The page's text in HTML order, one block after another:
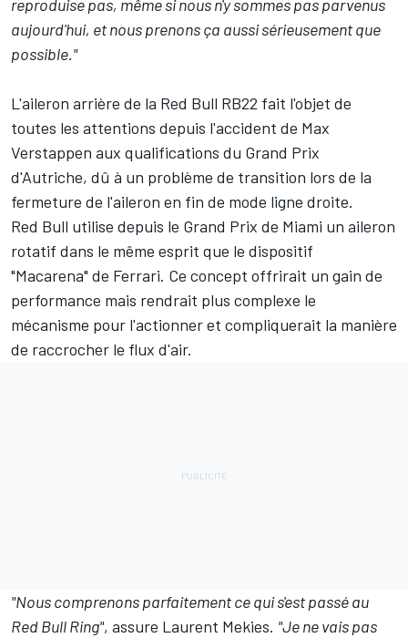
reproduise pas, même si nous n'y sommes pas parvenus
aujourd'hui, et nous prenons ça aussi sérieusement que
possible."
L'aileron arrière de la Red Bull RB22 fait l'objet de
toutes les attentions depuis l'accident de Max
Verstappen aux qualifications du Grand Prix
d'Autriche, dû à un problème de transition lors de la
fermeture de l'aileron en fin de mode ligne droite.
Red Bull utilise depuis le Grand Prix de Miami un aileron
rotatif dans le même esprit que le dispositif
"Macarena" de Ferrari. Ce concept offrirait un gain de
performance mais rendrait plus complexe le
mécanisme pour l'actionner et compliquerait la manière
de raccrocher le flux d'air.
"Nous comprenons parfaitement ce qui s'est passé au
Red Bull Ring", assure Laurent Mekies. "Je ne vais pas